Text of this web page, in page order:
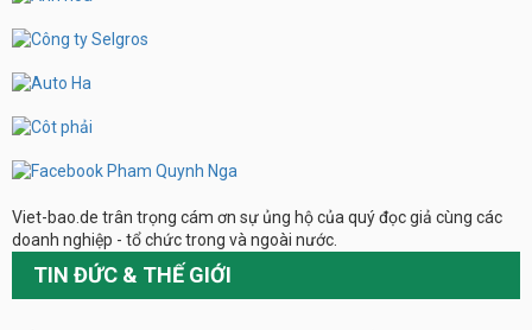
Viet-bao.de trân trọng cám ơn sự ủng hộ của quý đọc giả cùng các
doanh nghiệp - tổ chức trong và ngoài nước.
TIN ĐỨC & THẾ GIỚI